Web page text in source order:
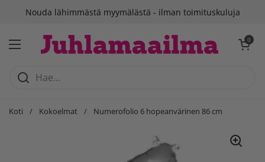
Siirry sisältöön
Nouda lähimmästä myymälästä - ilman toimituskuluja
Avaa valikko
Avaa 0
Koti / Kokoelmat / Numerofolio 6 hopeanvärinen 86 cm